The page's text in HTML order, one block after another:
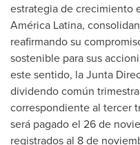
estrategia de crecimiento
América Latina,
reafirmando su
sostenible para sus
este sentido, la Junta
dividendo común
correspondiente al tercer
será pagado el 26 de
registrados al 8 de